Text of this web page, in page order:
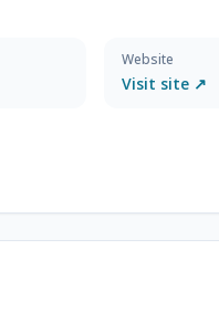
Website
Visit site ↗